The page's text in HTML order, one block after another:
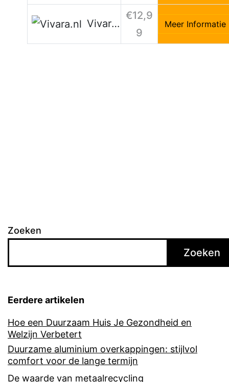
Vivara.nl
€12,9
9
Meer Informatie
Zoeken
Zoeken
Eerdere artikelen
Hoe een Duurzaam Huis Je Gezondheid en
Welzijn Verbetert
Duurzame aluminium overkappingen: stijlvol
comfort voor de lange termijn
De waarde van metaalrecycling